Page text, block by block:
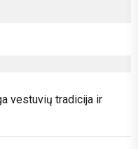
vestuvių tradicija ir